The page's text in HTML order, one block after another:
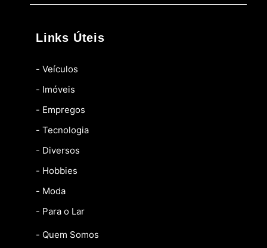
Links Úteis
- Veículos
- Imóveis
- Empregos
- Tecnologia
- Diversos
- Hobbies
- Moda
- Para o Lar
- Quem Somos